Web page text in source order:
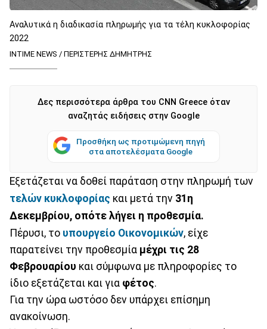
Αναλυτικά η διαδικασία πληρωμής για τα τέλη κυκλοφορίας
2022
INTIME NEWS / ΠΕΡΙΣΤΕΡΗΣ ΔΗΜΗΤΡΗΣ
Δες περισσότερα άρθρα του CNN Greece όταν
αναζητάς ειδήσεις στην Google
Προσθήκη ως προτιμώμενη πηγή
στα αποτελέσματα Google
Εξετάζεται να δοθεί παράταση στην πληρωμή των
τελών κυκλοφορίας και μετά την 31η
Δεκεμβρίου, οπότε λήγει η προθεσμία.
Πέρυσι, το υπουργείο Οικονομικών, είχε
παρατείνει την προθεσμία μέχρι τις 28
Φεβρουαρίου και σύμφωνα με πληροφορίες το
ίδιο εξετάζεται και για φέτος.
Για την ώρα ωστόσο δεν υπάρχει επίσημη
ανακοίνωση.